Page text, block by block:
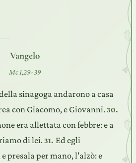
Vangelo
Mc 1,29-39
sinagoga andarono a casa
con Giacomo, e Giovanni.30.
era allettata con febbre: e a
di lei.31. Ed egli
presala per mano, l'alzò: e